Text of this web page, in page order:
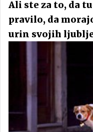
Ali ste za to, da
pravilo, da
urin svojih